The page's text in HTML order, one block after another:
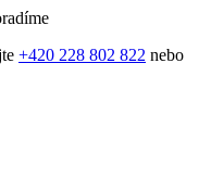
+420 228 802 822 nebo